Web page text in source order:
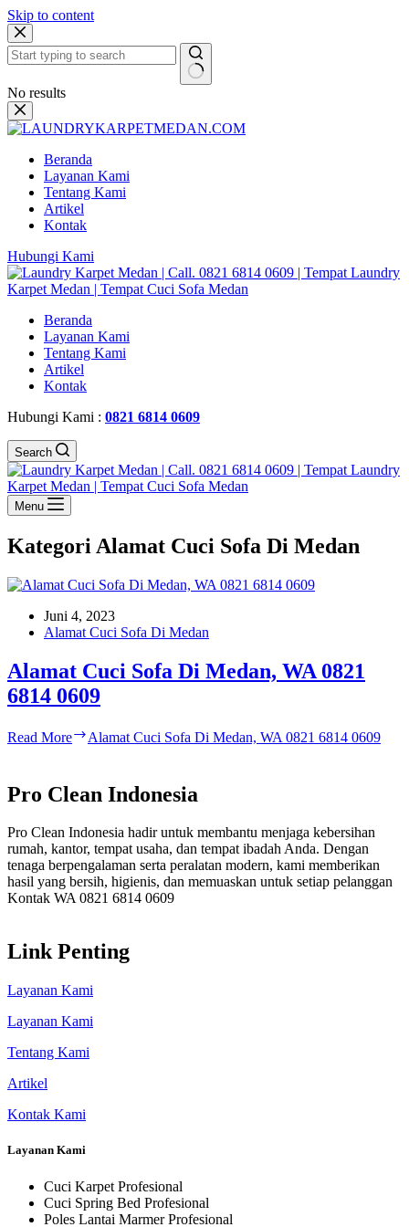
Skip to content
No results
Beranda
Layanan Kami
Tentang Kami
Artikel
Kontak
Hubungi Kami
Beranda
Layanan Kami
Tentang Kami
Artikel
Kontak
Hubungi Kami : 0821 6814 0609
Search
Menu
Kategori Alamat Cuci Sofa Di Medan
Juni 4, 2023
Alamat Cuci Sofa Di Medan
Alamat Cuci Sofa Di Medan, WA 0821
6814 0609
Read More Alamat Cuci Sofa Di Medan, WA 0821 6814 0609
Pro Clean Indonesia
Pro Clean Indonesia hadir untuk membantu menjaga kebersihan
rumah, kantor, tempat usaha, dan tempat ibadah Anda. Dengan
tenaga berpengalaman serta peralatan modern, kami memberikan
hasil yang bersih, higienis, dan memuaskan untuk setiap pelanggan
Kontak WA 0821 6814 0609
Link Penting
Layanan Kami
Layanan Kami
Tentang Kami
Artikel
Kontak Kami
Layanan Kami
Cuci Karpet Profesional
Cuci Spring Bed Profesional
Poles Lantai Marmer Profesional